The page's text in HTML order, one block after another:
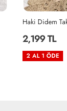
Haki Didem
2,199 TL
2 AL 1 ÖDE